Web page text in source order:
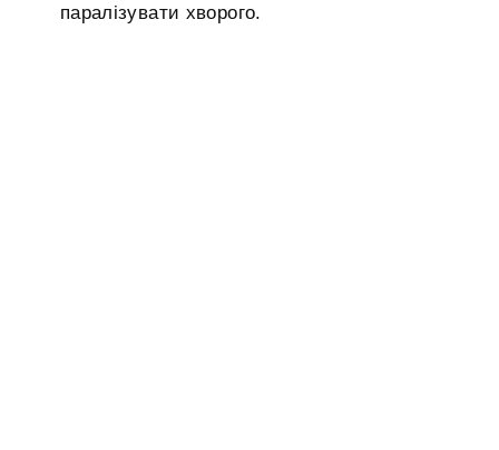
паралізувати хворого.